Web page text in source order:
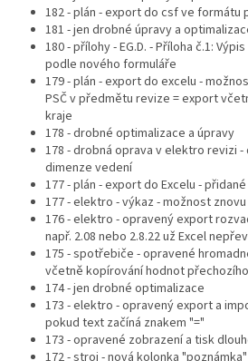
182 - plán - export do csf ve formátu
181 - jen drobné úpravy a
180 - přílohy - EG.D. - Příloha č.1:
podle nového formuláře
179 - plán - export do excelu -
PSČ v předmětu revize = export
kraje
178 - drobné optimalizace a úpravy
178 - drobná oprava v elektro revizi
dimenze vedení
177 - plán - export do Excelu -
177 - elektro - výkaz - možnost
176 - elektro - opravený export
např. 2.08 nebo 2.8.22 už Excel
175 - spotřebiče - opravené
včetně kopírování hodnot
174 - jen drobné optimalizace
173 - elektro - opravený export a
pokud text začíná znakem "="
173 - opravené zobrazení a tisk
172 - stroj - nová kolonka